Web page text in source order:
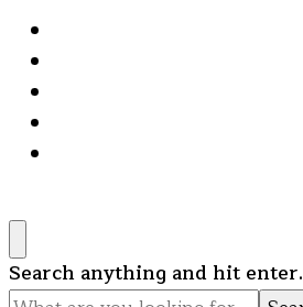
Looking
Search anything and hit enter.